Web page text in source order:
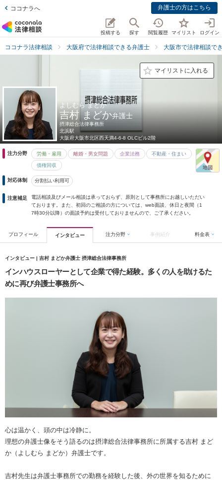
ココナラへ 弁護士の方はこちら
投稿する 探す 閲覧履歴 マイリスト ログイン
ココナラ法律相談 大阪府で法律相談できる弁護士 大阪市で法律相談で
マイリストに入れる
よしむら まどか
吉村 まどか弁護士
摂津総合法律事務所
北浜駅
大阪府大阪市北区西天満4-6-8 OLCビル2階
注力分野 労働・雇用 離婚・男女問題 企業法務 不動産・住まい
債権回収
対応体制 分割払い利用可
注意補足
電話相談及びメール相談は承っておらず、原則として事務所にお越しいただい
ております。また、初回のご相談の方については、web面談、休日と夜間（1
7時30分以降）の面談予約は受付しておりませんので、ご了承ください。
プロフィール インタビュー 注力分野 事例紹介 料金表
インタビュー | 吉村 まどか弁護士 摂津総合法律事務所
インハウスローヤーとして企業で得た経験。多くの人を助けるた
めに再び弁護士事務所へ
心は温かく、頭の中は冷静に。
理想の弁護士像をそう語るのは摂津総合法律事務所に所属する吉村 まど
か（よしむら まどか）弁護士です。
吉村先生は弁護士事務所での勤務を経験した後、外の世界を知るために